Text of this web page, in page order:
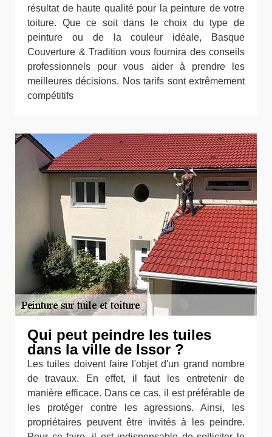
résultat de haute qualité pour la peinture de votre
toiture. Que ce soit dans le choix du type de
peinture ou de la couleur idéale, Basque
Couverture & Tradition vous fournira des conseils
professionnels pour vous aider à prendre les
meilleures décisions. Nos tarifs sont extrêmement
compétitifs
Qui peut peindre les tuiles
dans la ville de Issor ?
Les tuiles doivent faire l'objet d'un grand nombre
de travaux. En effet, il faut les entretenir de
manière efficace. Dans ce cas, il est préférable de
les protéger contre les agressions. Ainsi, les
propriétaires peuvent être invités à les peindre.